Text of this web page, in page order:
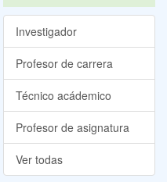
Investigador
Profesor de carrera
Técnico acádemico
Profesor de asignatura
Ver todas